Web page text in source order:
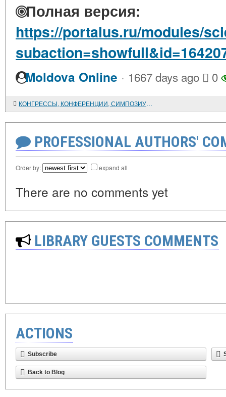
Полная версия:
https://portalus.ru/modules/
Moldova Online · 1667 days ago 0
КОНГРЕССЫ, КОНФЕРЕНЦИИ, СИМПОЗИУМЫ. РЕРИХОВСКИЕ ЧТЕНИЯ
PROFESSIONAL AUTHORS'
Order by: expand all
There are no comments yet
LIBRARY GUESTS COMMENTS
ACTIONS
Subscribe
Back to Blog